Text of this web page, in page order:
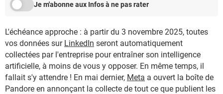
Je m'abonne aux Infos à ne pas rater
L'échéance approche : à partir du 3 novembre 2025, toutes
vos données sur LinkedIn seront automatiquement
collectées par l'entreprise pour entraîner son intelligence
artificielle, à moins de vous y opposer. En même temps, il
fallait s'y attendre ! En mai dernier, Meta a ouvert la boîte de
Pandore en annonçant la collecte de tout ce que publient les